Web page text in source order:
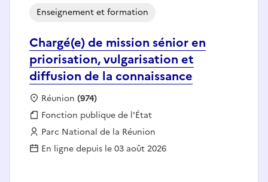
Chargé(e) de mission sénior en
priorisation, vulgarisation et
diffusion de la connaissance
Enseignement et formation
Localisation :
Réunion (974)
Fonction publique :
Fonction publique de l'État
Employeur :
Parc National de la Réunion
En ligne depuis le 03 août 2026